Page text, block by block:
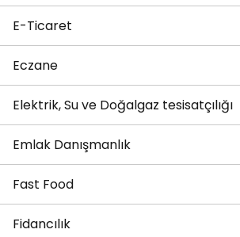
E-Ticaret
Eczane
Elektrik, Su ve Doğalgaz tesisatçılığı
Emlak Danışmanlık
Fast Food
Fidancılık